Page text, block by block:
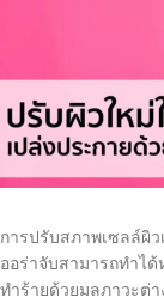
การปรับสภาพเซลล์ผิ
ออร่าจับสามารถทำไ
ทำร้ายด้วยมลภาวะต่